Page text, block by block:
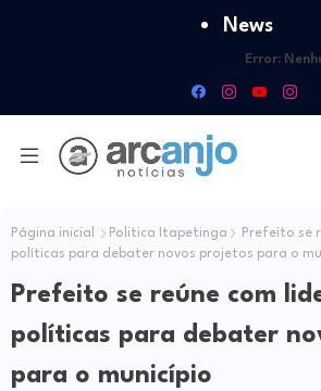
News
Error:
Página inicial Politica Itapetinga
Prefeito se
políticas para debater novos projetos para o
Prefeito se reúne com
políticas para debater
para o município